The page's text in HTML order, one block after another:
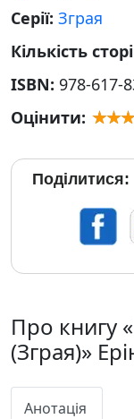
Серії: Зграя
Кількість
ISBN: 978-617-
Оцінити:
Поділитися:
Про книгу
(Зграя)»
Анотація